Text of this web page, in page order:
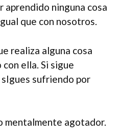
aprendido ninguna cosa
que con nosotros.
realiza alguna cosa
ella. Si sigue
sufriendo por
mentalmente agotador.